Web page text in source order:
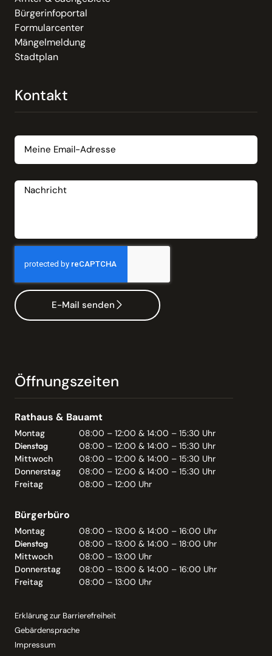
Bürgerinfoportal
Formularcenter
Mängelmeldung
Stadtplan
Kontakt
E-Mail senden
Öffnungszeiten
Rathaus & Bauamt
Montag
08:00 – 12:00 & 14:00 – 15:30 Uhr
Dienstag
08:00 – 12:00 & 14:00 – 15:30 Uhr
Mittwoch
08:00 – 12:00 & 14:00 – 15:30 Uhr
Donnerstag
08:00 – 12:00 & 14:00 – 15:30 Uhr
Freitag
08:00 – 12:00 Uhr
Bürgerbüro
Montag
08:00 – 13:00 & 14:00 – 16:00 Uhr
Dienstag
08:00 – 13:00 & 14:00 – 18:00 Uhr
Mittwoch
08:00 – 13:00 Uhr
Donnerstag
08:00 – 13:00 & 14:00 – 16:00 Uhr
Freitag
08:00 – 13:00 Uhr
Erklärung zur Barrierefreiheit
Gebärdensprache
Impressum